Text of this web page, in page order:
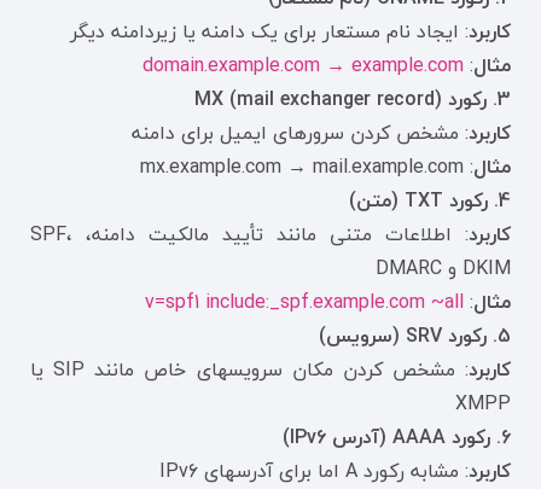
کاربرد: ایجاد نام مستعار برای یک دامنه یا زیردامنه دیگر
مثال:
domain.example.com → example.com
3. رکورد MX (mail exchanger record)
کاربرد: مشخص کردن سرورهای ایمیل برای دامنه
مثال: mx.example.com → mail.example.com
4. رکورد TXT (متن)
کاربرد
: اطلاعات متنی مانند تأیید مالکیت دامنه، SPF،
DKIM و DMARC
مثال:
v=spf1 include:_spf.example.com ~all
5. رکورد SRV (سرویس)
کاربرد
: مشخص کردن مکان سرویسهای خاص مانند SIP یا
XMPP
6. رکورد AAAA (آدرس IPv6)
کاربرد: مشابه رکورد A اما برای آدرسهای IPv6